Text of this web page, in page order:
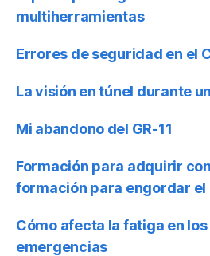
multiherramientas
Errores de seguridad en el
La visión en túnel durante
Mi abandono del GR-11
Formación para adquirir
formación para engordar el
Cómo afecta la fatiga en
emergencias